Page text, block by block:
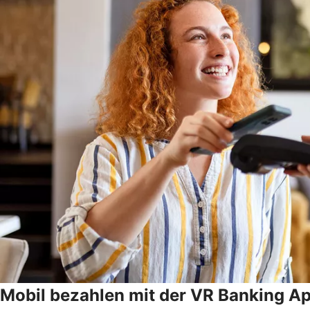
Mobil bezahlen mit der VR Banking